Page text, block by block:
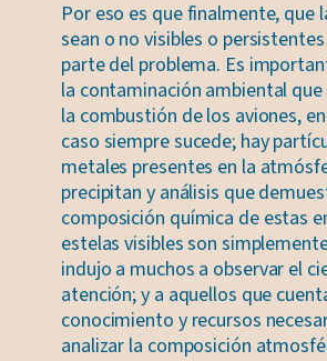
Por eso es que finalmente, que
sean o no visibles o
parte del problema. Es
la contaminación ambiental
la combustión de los aviones,
caso siempre sucede; hay
metales presentes en la
precipitan y análisis que
composición química de estas
estelas visibles son
indujo a muchos a observar el
atención; y a aquellos que
conocimiento y recursos
analizar la composición